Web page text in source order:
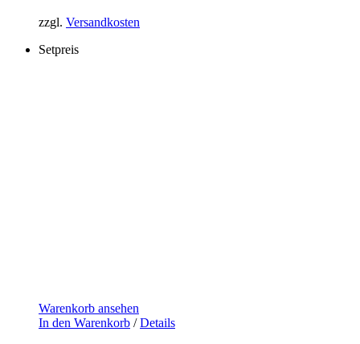
zzgl. Versandkosten
Setpreis
Warenkorb ansehen
In den Warenkorb / Details